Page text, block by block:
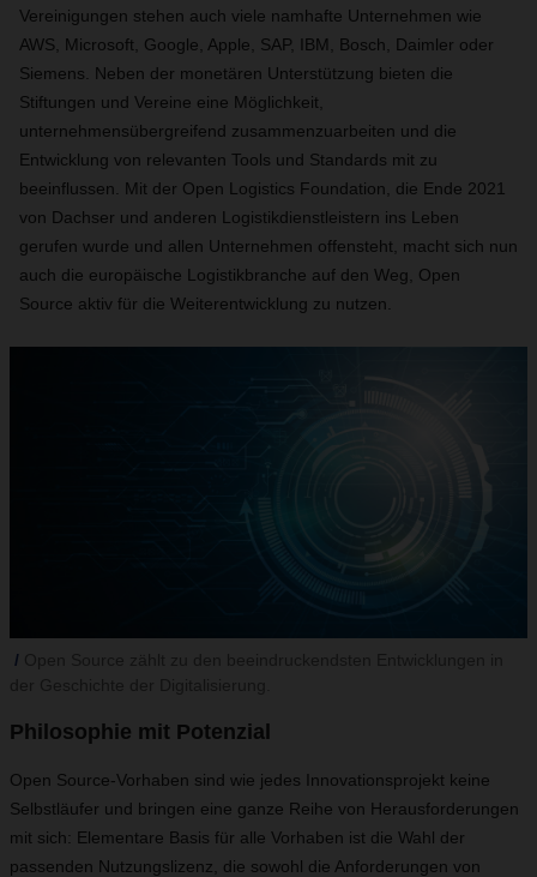
Vereinigungen stehen auch viele namhafte Unternehmen wie
AWS, Microsoft, Google, Apple, SAP, IBM, Bosch, Daimler oder
Siemens. Neben der monetären Unterstützung bieten die
Stiftungen und Vereine eine Möglichkeit,
unternehmensübergreifend zusammenzuarbeiten und die
Entwicklung von relevanten Tools und Standards mit zu
beeinflussen. Mit der Open Logistics Foundation, die Ende 2021
von Dachser und anderen Logistikdienstleistern ins Leben
gerufen wurde und allen Unternehmen offensteht, macht sich nun
auch die europäische Logistikbranche auf den Weg, Open
Source aktiv für die Weiterentwicklung zu nutzen.
Philosophie mit Potenzial
Open Source-Vorhaben sind wie jedes Innovationsprojekt keine
Selbstläufer und bringen eine ganze Reihe von Herausforderungen
mit sich: Elementare Basis für alle Vorhaben ist die Wahl der
passenden Nutzungslizenz, die sowohl die Anforderungen von